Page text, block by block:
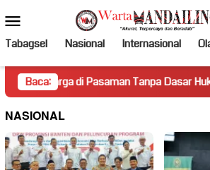
ke
kontenMobile
Tabagsel Nasional Internasional
Baca:
di Pasaman Tanpa Dasar Hukum Picu
NASIONAL